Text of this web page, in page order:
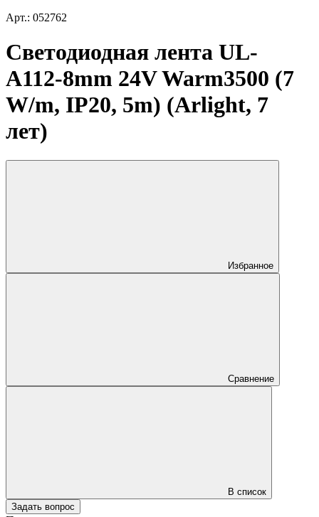
Арт.: 052762
Светодиодная лента UL-
A112-8mm 24V Warm3500 (7
W/m, IP20, 5m) (Arlight, 7
лет)
Избранное
Сравнение
В список
Задать вопрос